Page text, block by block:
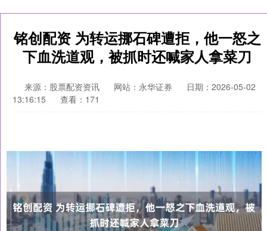
铭创配资 为转运挪石碑遭拒，他一怒之
下血洗道观，被抓时还喊家人拿菜刀
来源：股票配资资讯 网站：永华证券
日期：2026-05-02
13:16:15
查看：171